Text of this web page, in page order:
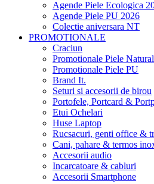
Agende Piele Ecologica
Agende Piele PU 2026
Colectie aniversara NT
PROMOTIONALE
Craciun
Promotionale Piele
Promotionale Piele PU
Brand It.
Seturi si accesorii de birou
Portofele, Portcard &
Etui Ochelari
Huse Laptop
Rucsacuri, genti office &
Cani, pahare & termos
Accesorii audio
Incarcatoare & cabluri
Accesorii Smartphone